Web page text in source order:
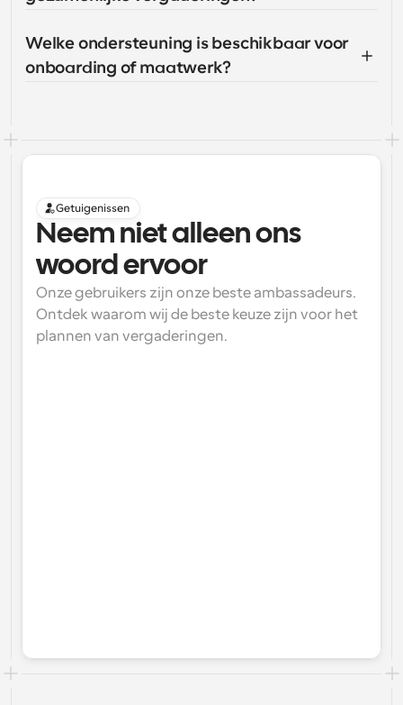
Welke ondersteuning is beschikbaar voor
onboarding of maatwerk?
Getuigenissen
Neem niet alleen ons
woord ervoor
Onze gebruikers zijn onze beste ambassadeurs.
Ontdek waarom wij de beste keuze zijn voor het
plannen van vergaderingen.